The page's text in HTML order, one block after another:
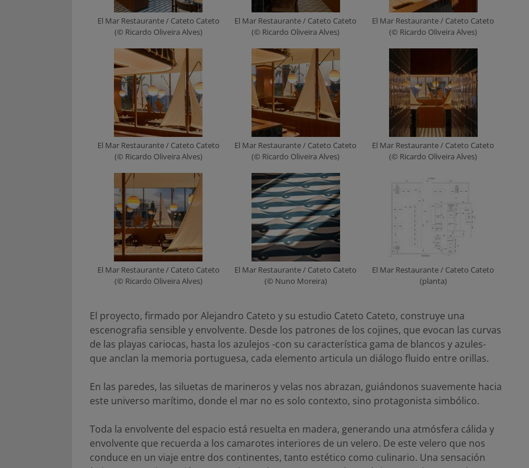
El Mar Restaurante / Cateto Cateto
(© Ricardo Oliveira Alves)
El Mar Restaurante / Cateto Cateto
(© Ricardo Oliveira Alves)
El Mar Restaurante / Cateto Cateto
(© Ricardo Oliveira Alves)
El Mar Restaurante / Cateto Cateto
(© Ricardo Oliveira Alves)
El Mar Restaurante / Cateto Cateto
(© Ricardo Oliveira Alves)
El Mar Restaurante / Cateto Cateto
(© Ricardo Oliveira Alves)
El Mar Restaurante / Cateto Cateto
(© Ricardo Oliveira Alves)
El Mar Restaurante / Cateto Cateto
(© Nuno Moreira)
El Mar Restaurante / Cateto Cateto
(planta)
El proyecto, firmado por Alejandro Cateto y su estudio Cateto Cateto, construye una
escenografia sensible y envolvente. Desde los patrones de los cojines, que evocan las curvas
de las playas cariocas, hasta los azulejos -con su característica gama de blancos y azules-
que anclan la memoria portuguesa, cada elemento articula un diálogo fluido entre orillas.
En las paredes, las siluetas de marineros y velas nos abrazan, guiándonos suavemente hacia
este universo marítimo, donde el mar no es solo contexto, sino protagonista simbólico.
Toda la envolvente del espacio está resuelta en madera, generando una atmósfera cálida y
envolvente que recuerda a los camarotes interiores de un velero. De este velero que nos
conduce en un viaje entre dos continentes, tanto estético como culinario. Una sensación